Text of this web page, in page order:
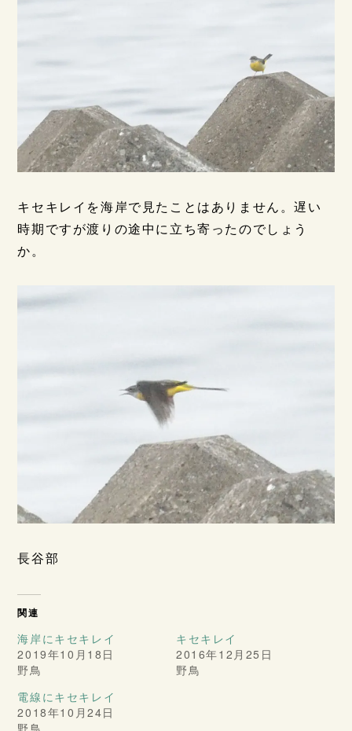
キセキレイを海岸で見たことはありません。遅い
時期ですが渡りの途中に立ち寄ったのでしょう
か。
長谷部
関連
海岸にキセキレイ
2019年10月18日
野鳥
キセキレイ
2016年12月25日
野鳥
電線にキセキレイ
2018年10月24日
野鳥